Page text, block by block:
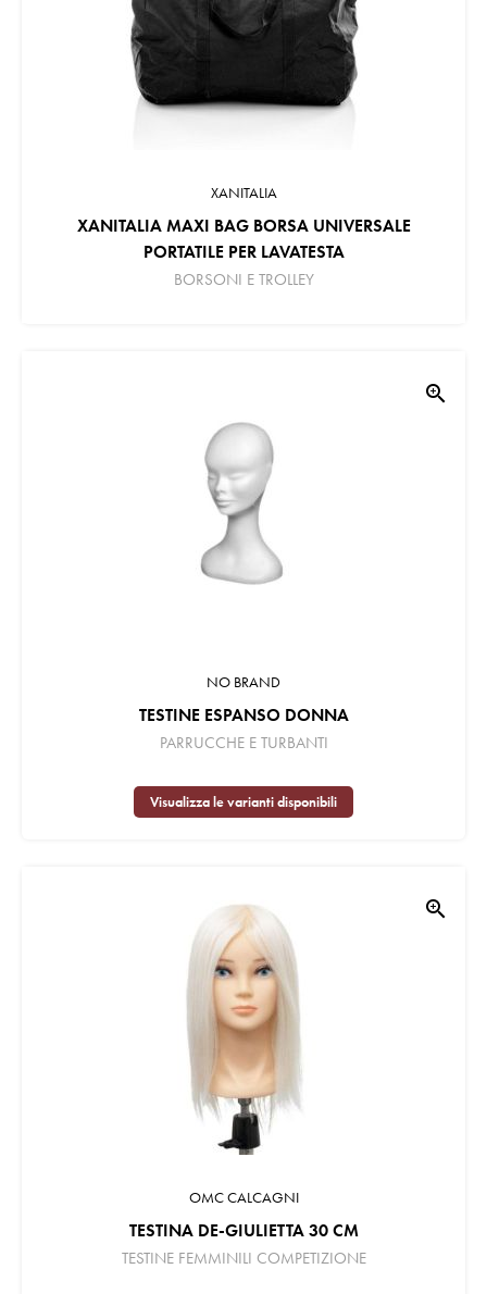
XANITALIA
XANITALIA MAXI BAG BORSA UNIVERSALE
PORTATILE PER LAVATESTA
BORSONI E TROLLEY
zoom_in
NO BRAND
TESTINE ESPANSO DONNA
PARRUCCHE E TURBANTI
Visualizza le varianti disponibili
zoom_in
OMC CALCAGNI
TESTINA DE-GIULIETTA 30 CM
TESTINE FEMMINILI COMPETIZIONE